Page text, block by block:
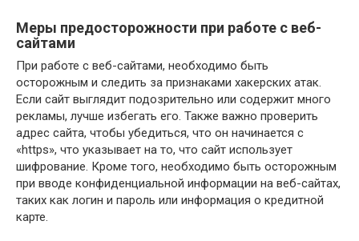
Меры предосторожности при работе с веб-
сайтами
При работе с веб-сайтами, необходимо быть
осторожным и следить за признаками хакерских атак.
Если сайт выглядит подозрительно или содержит много
рекламы, лучше избегать его. Также важно проверить
адрес сайта, чтобы убедиться, что он начинается с
«https», что указывает на то, что сайт использует
шифрование. Кроме того, необходимо быть осторожным
при вводе конфиденциальной информации на веб-сайтах,
таких как логин и пароль или информация о кредитной
карте.